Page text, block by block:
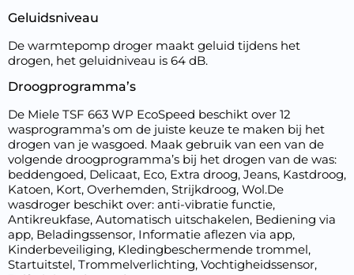
Geluidsniveau
De warmtepomp droger maakt geluid tijdens het
drogen, het geluidniveau is 64 dB.
Droogprogramma’s
De Miele TSF 663 WP EcoSpeed beschikt over 12
wasprogramma’s om de juiste keuze te maken bij het
drogen van je wasgoed. Maak gebruik van een van de
volgende droogprogramma’s bij het drogen van de was:
beddengoed, Delicaat, Eco, Extra droog, Jeans, Kastdroog,
Katoen, Kort, Overhemden, Strijkdroog, Wol.De
wasdroger beschikt over: anti-vibratie functie,
Antikreukfase, Automatisch uitschakelen, Bediening via
app, Beladingssensor, Informatie aflezen via app,
Kinderbeveiliging, Kledingbeschermende trommel,
Startuitstel, Trommelverlichting, Vochtigheidssensor,